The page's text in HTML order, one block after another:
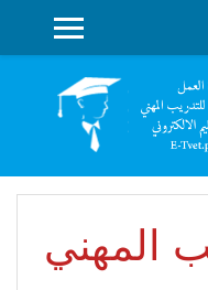
SIDE PANEL
المهني